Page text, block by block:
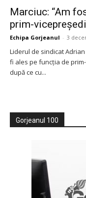
Marciuc: “Am
prim-
Echipa Gorjeanul - 3
Liderul de sindicat
fi ales pe funcţia de
după ce cu...
Gorjeanul 100